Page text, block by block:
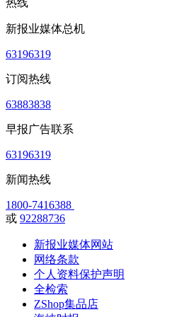
热线
新报业媒体总机
63196319
订阅热线
63883838
早报广告联系
63196319
新闻热线
1800-7416388
或 92288736
新报业媒体网站
网络条款
个人资料保护声明
全检索
ZShop集品店